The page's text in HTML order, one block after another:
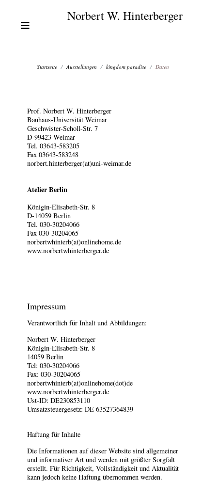
Norbert W. Hinterberger
Startseite Ausstellungen kingdom paradise Daten
Prof. Norbert W. Hinterberger
Bauhaus-Universität Weimar
Geschwister-Scholl-Str. 7
D-99423 Weimar
Tel. 03643-583205
Fax 03643-583248
norbert.hinterberger(at)uni-weimar.de
Atelier Berlin
Königin-Elisabeth-Str. 8
D-14059 Berlin
Tel. 030-30204066
Fax 030-30204065
norbertwhinterb(at)onlinehome.de
www.norbertwhinterberger.de
Impressum
Verantwortlich für Inhalt und Abbildungen:
Norbert W. Hinterberger
Königin-Elisabeth-Str. 8
14059 Berlin
Tel: 030-30204066
Fax: 030-30204065
norbertwhinterb(at)onlinehome(dot)de
www.norbertwhinterberger.de
Ust-ID: DE230853110
Umsatzsteuergesetz: DE 63527364839
Haftung für Inhalte
Die Informationen auf dieser Website sind allgemeiner
und informativer Art und werden mit größter Sorgfalt
erstellt. Für Richtigkeit, Vollständigkeit und Aktualität
kann jedoch keine Haftung übernommen werden.